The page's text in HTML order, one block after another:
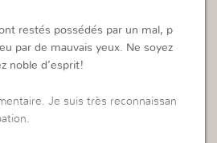
restés possédés par un mal, p
par de mauvais yeux. Ne soyez
noble d’esprit!
Je suis très reconnaissan